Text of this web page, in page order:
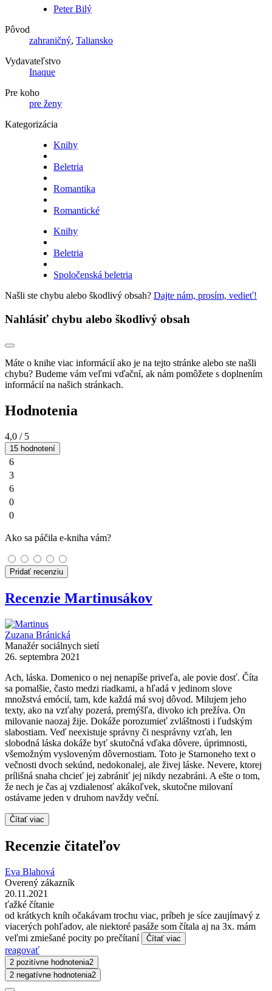
Peter Bilý
Pôvod
zahraničný, Taliansko
Vydavateľstvo
Inaque
Pre koho
pre ženy
Kategorizácia
Knihy
Beletria
Romantika
Romantické
Knihy
Beletria
Spoločenská beletria
Našli ste chybu alebo škodlivý obsah? Dajte nám, prosím, vedieť!
Nahlásiť chybu alebo škodlivý obsah
Máte o knihe viac informácií ako je na tejto stránke alebo ste našli
chybu? Budeme vám veľmi vďační, ak nám pomôžete s doplnením
informácií na našich stránkach.
Hodnotenia
4,0 / 5
15 hodnotení
6
3
6
0
0
Ako sa páčila e-kniha vám?
Pridať recenziu
Recenzie Martinusákov
Zuzana Bránická
Manažér sociálnych sietí
26. septembra 2021
Ach, láska. Domenico o nej nenapíše priveľa, ale povie dosť. Číta
sa pomalšie, často medzi riadkami, a hľadá v jedinom slove
množstvá emócií, tam, kde každá má svoj dôvod. Milujem jeho
texty, ako na vzťahy pozerá, premýšľa, divoko ich prežíva. On
milovanie naozaj žije. Dokáže porozumieť zvláštnosti i ľudským
slabostiam. Veď neexistuje správny či nesprávny vzťah, len
slobodná láska dokáže byť skutočná vďaka dôvere, úprimnosti,
všemožným vysloveným dôvernostiam. Toto je Starnoneho text o
večnosti dvoch sekúnd, nedokonalej, ale živej láske. Nevere, ktorej
prílišná snaha chcieť jej zabrániť jej nikdy nezabráni. A ešte o tom,
že nech je čas aj vzdialenosť akákoľvek, skutočne milovaní
ostávame jeden v druhom navždy veční.
Čítať viac
Recenzie čitateľov
Eva Blahová
Overený zákazník
20.11.2021
ťažké čítanie
od krátkych kníh očakávam trochu viac, príbeh je síce zaujímavý z
viacerých pohľadov, ale niektoré pasáže som čítala aj na 3x. mám
veľmi zmiešané pocity po prečítaní
Čítať viac
reagovať
2 pozitívne hodnotenia2
2 negatívne hodnotenia2